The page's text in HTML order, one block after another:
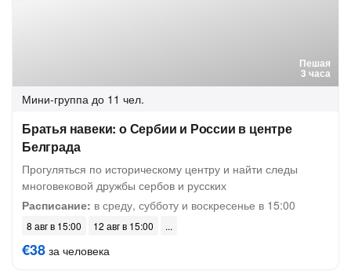
Пешая
3 часа
Мини-группа до 11 чел.
Братья навеки: о Сербии и России в центре
Белграда
Прогуляться по историческому центру и найти следы
многовековой дружбы сербов и русских
Расписание: в среду, субботу и воскресенье в 15:00
8 авг в 15:00 12 авг в 15:00
€38 за человека